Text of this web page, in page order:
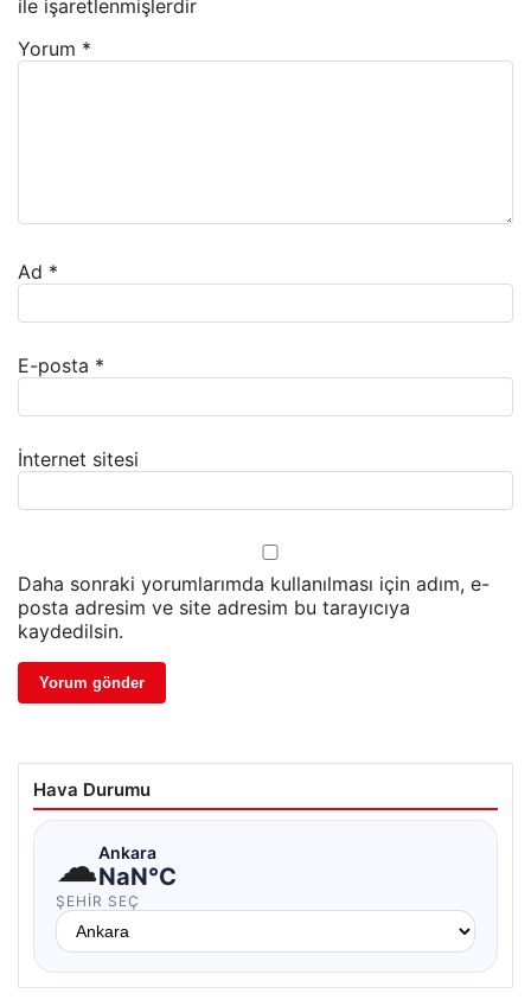
ile işaretlenmişlerdir
Yorum *
Ad *
E-posta *
İnternet sitesi
Daha sonraki yorumlarımda kullanılması için adım, e-
posta adresim ve site adresim bu tarayıcıya
kaydedilsin.
Hava Durumu
☁Ankara
NaN°C
ŞEHIR SEÇ